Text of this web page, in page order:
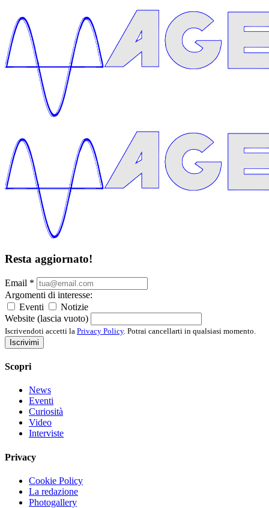
Resta aggiornato!
Email *
Argomenti di interesse:
Eventi
Notizie
Website (lascia vuoto)
Iscrivendoti accetti la Privacy Policy. Potrai cancellarti in qualsiasi momento.
Iscrivimi
Scopri
News
Eventi
Curiosità
Video
Interviste
Privacy
Cookie Policy
La redazione
Photogallery